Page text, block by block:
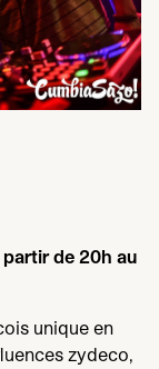
de 20h au
unique en
zydeco,